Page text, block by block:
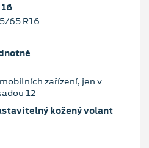
65 R16
zařízení, jen v
12
kožený volant